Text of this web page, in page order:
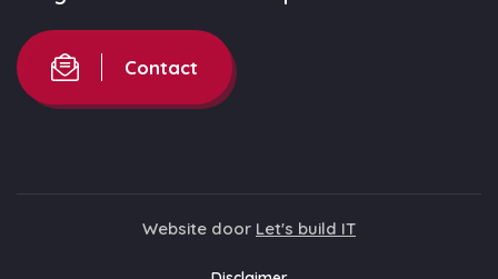
Contact
Website door Let's build IT